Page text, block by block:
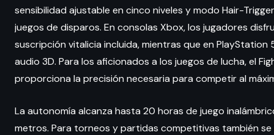
sensibilidad ajustable en cinco niveles y modo Hair-
juegos de disparos. En consolas Xbox, los jugadores
suscripción vitalicia incluida, mientras que en
audio 3D. Para los aficionados a los juegos de lucha, el
proporciona la precisión necesaria para competir al
La autonomía alcanza hasta 20 horas de juego
metros. Para torneos y partidas competitivas también